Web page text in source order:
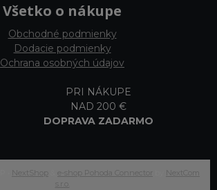
Všetko o nákupe
Obchodné podmienky
Dodacie podmienky
Ochrana osobných údajov
PRI NÁKUPE
NAD 200 €
DOPRAVA ZADARMO
NextShop e-shop Pohoda Connector
NextCom